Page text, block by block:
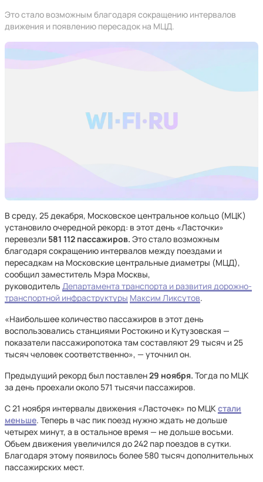
Это стало возможным благодаря сокращению интервалов
движения и появлению пересадок на МЦД.
В среду, 25 декабря, Московское центральное кольцо (МЦК)
установило очередной рекорд: в этот день «Ласточки»
перевезли 581 112 пассажиров. Это стало возможным
благодаря сокращению интервалов между поездами и
пересадкам на Московские центральные диаметры (МЦД),
сообщил заместитель Мэра Москвы,
руководитель Департамента транспорта и развития дорожно-
транспортной инфраструктуры Максим Ликсутов.
«Наибольшее количество пассажиров в этот день
воспользовались станциями Ростокино и Кутузовская —
показатели пассажиропотока там составляют 29 тысяч и 25
тысяч человек соответственно», — уточнил он.
Предыдущий рекорд был поставлен29 ноября. Тогда по МЦК
за день проехали около 571 тысячи пассажиров.
С 21 ноября интервалы движения «Ласточек» по МЦКстали
меньше. Теперь в час пик поезд нужно ждать не дольше
четырех минут, а в остальное время — не дольше восьми.
Объем движения увеличился до 242 пар поездов в сутки.
Благодаря этому появилось более 580 тысяч дополнительных
пассажирских мест.